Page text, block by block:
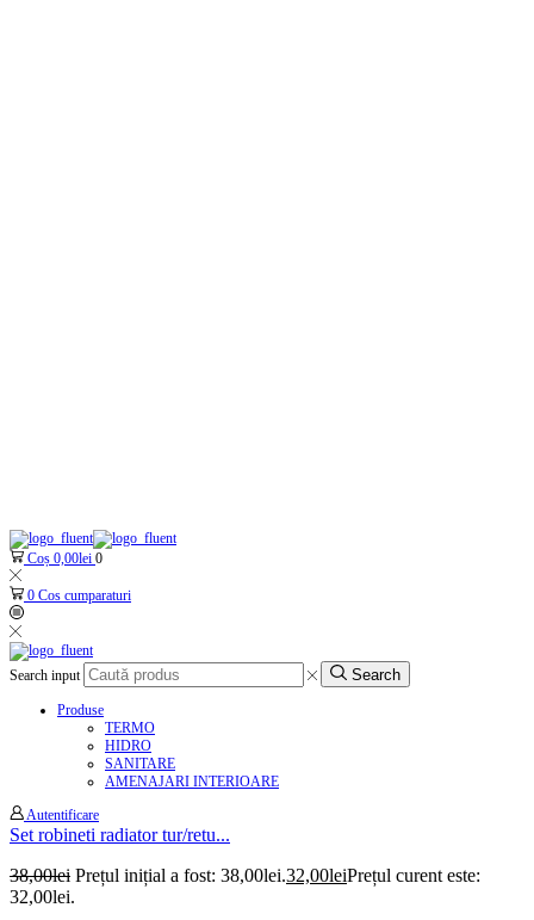
Coș 0,00lei 0
0 Cos cumparaturi
Search input Search
Produse
TERMO
HIDRO
SANITARE
AMENAJARI INTERIOARE
Autentificare
Set robineti radiator tur/retu...
38,00lei Prețul inițial a fost: 38,00lei.32,00leiPrețul curent este:
32,00lei.